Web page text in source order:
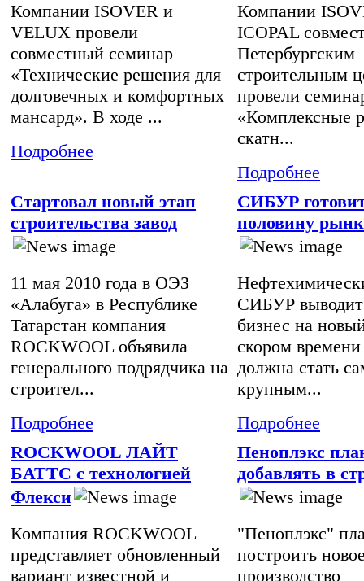
Компании ISOVER и
VELUX провели
совместный семинар
«Технические решения для
долговечных и комфортных
мансард». В ходе ...
Подробнее
Компании
ICOPAL
Петербургским
строительным
провели
«Комплексные
скатн...
Подробнее
Стартовал новый этап
строительства завод
11 мая 2010 года в ОЭЗ
«Алабуга» в Республике
Татарстан компания
ROCKWOOL объявила
генерального подрядчика на
строител...
Подробнее
СИБУР
половину
СИБУР выводит
бизнес на
скором
должна стать
крупным...
Подробнее
ROCKWOOL ЛАЙТ
БАТТС с технологией
Флекси
Компания ROCKWOOL
представляет обновленный
вариант известной и
Пеноплэкс
добавлять в
"Пеноплэкс"
построить
производство